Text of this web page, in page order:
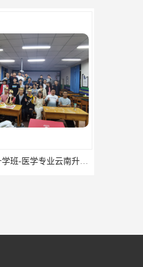
云南医学升学班-医学专业云南升学优势